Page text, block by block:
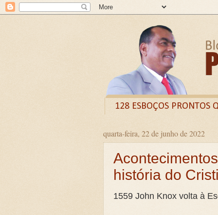
128 ESBOÇOS PRONTOS
Odysee
Livro X
CURSO DE FORMAÇÃO
LIVRETO: TÍTULO - O
Guia prático: Como
quarta-feira, 22 de junho de 2022
história do
1559 John Knox volta à